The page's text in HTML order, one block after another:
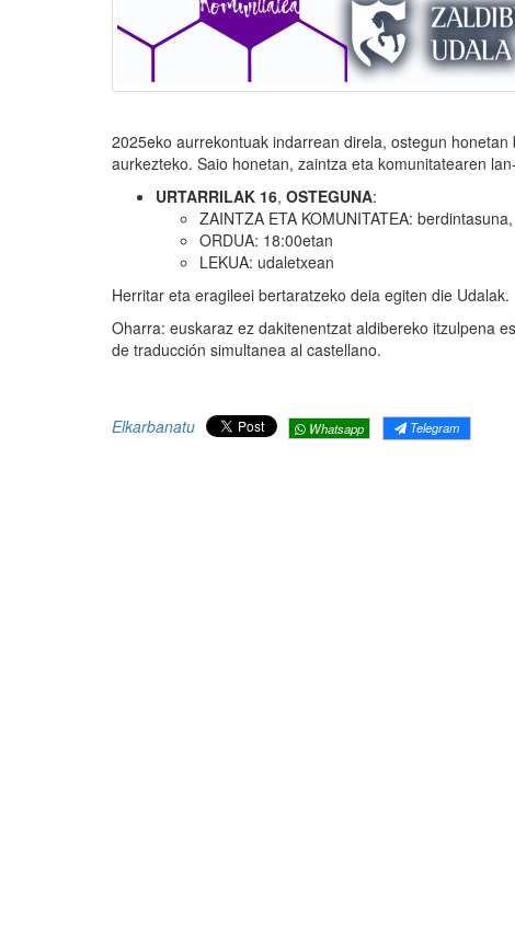
2025eko aurrekontuak indarrean direla, ostegun
aurkezteko. Saio honetan, zaintza eta komunitatearen
URTARRILAK 16, OSTEGUNA:
ZAINTZA ETA KOMUNITATEA:
ORDUA: 18:00etan
LEKUA: udaletxean
Herritar eta eragileei bertaratzeko deia egiten die Udalak.
Oharra: euskaraz ez dakitenentzat aldibereko itzulpena
de traducción simultanea al castellano.
Elkarbanatu Whatsapp Telegram